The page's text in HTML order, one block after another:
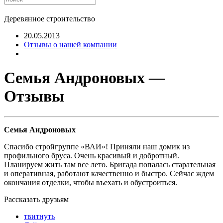
Деревянное строительство
20.05.2013
Отзывы о нашей компании
Семья Андроновых —
Отзывы
Семья Андроновых
Спасибо стройгруппе «ВАИ»! Приняли наш домик из
профильного бруса. Очень красивый и добротный.
Планируем жить там все лето. Бригада попалась старательная
и оперативная, работают качественно и быстро. Сейчас ждем
окончания отделки, чтобы въехать и обустроиться.
Рассказать друзьям
твитнуть